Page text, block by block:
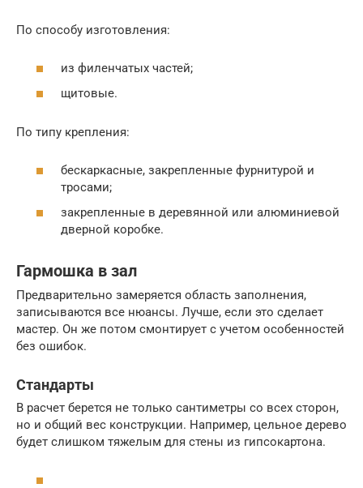
По способу изготовления:
из филенчатых частей;
щитовые.
По типу крепления:
бескаркасные, закрепленные фурнитурой и
тросами;
закрепленные в деревянной или алюминиевой
дверной коробке.
Гармошка в зал
Предварительно замеряется область заполнения,
записываются все нюансы. Лучше, если это сделает
мастер. Он же потом смонтирует с учетом особенностей
без ошибок.
Стандарты
В расчет берется не только сантиметры со всех сторон,
но и общий вес конструкции. Например, цельное дерево
будет слишком тяжелым для стены из гипсокартона.